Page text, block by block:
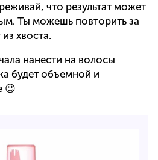
что результат может
Ты можешь повторить за
хвоста.
нанести на волосы
будет объемной и
😉